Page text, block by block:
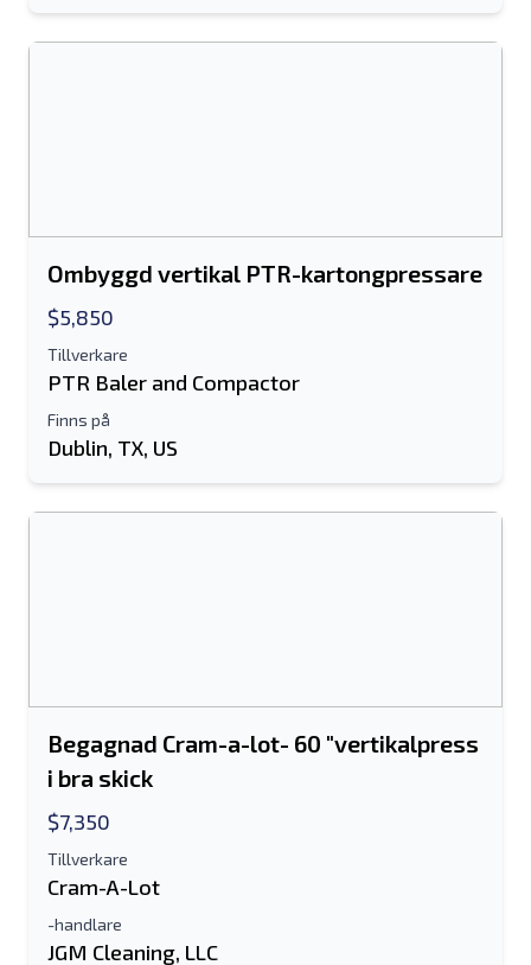
Ombyggd vertikal PTR-kartongpressare
$5,850
Tillverkare
PTR Baler and Compactor
Finns på
Dublin, TX, US
Begagnad Cram-a-lot- 60 "vertikalpress
i bra skick
$7,350
Tillverkare
Cram-A-Lot
-handlare
JGM Cleaning, LLC